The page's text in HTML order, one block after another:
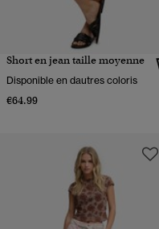
Short en jean taille moyenne
Disponible en dautres coloris
€64.99